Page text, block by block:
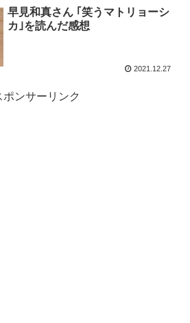
早見和真さん ｢笑うマトリョーシ
カ｣を読んだ感想
2021.12.27
ポンサーリンク